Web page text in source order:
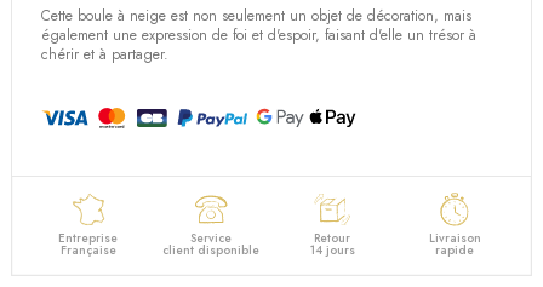
Cette boule à neige est non seulement un objet de décoration, mais
également une expression de foi et d'espoir, faisant d'elle un trésor à
chérir et à partager.
Entreprise
Française
Service
client disponible
Retour
14 jours
Livraison
rapide